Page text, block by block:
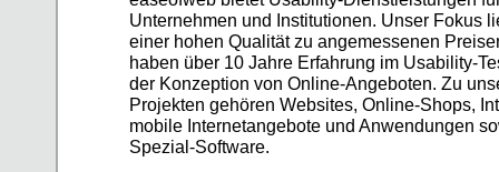
Unternehmen und Institutionen. Unser Fokus
einer hohen Qualität zu angemessenen
haben über 10 Jahre Erfahrung im Usability-
der Konzeption von Online-Angeboten. Zu
Projekten gehören Websites, Online-Shops,
mobile Internetangebote und Anwendungen
Spezial-Software.